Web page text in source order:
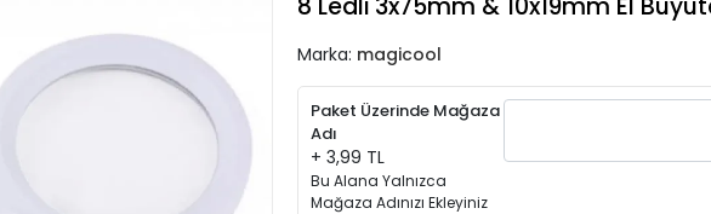
8 Ledli 3x75mm & 10x19mm El
Marka: magicool
Paket Üzerinde Mağaza
Adı
+ 3,99 TL
Bu Alana Yalnızca
Mağaza Adınızı Ekleyiniz